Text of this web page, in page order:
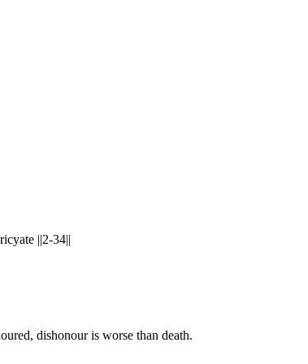
||2-34||
dishonour is worse than death.